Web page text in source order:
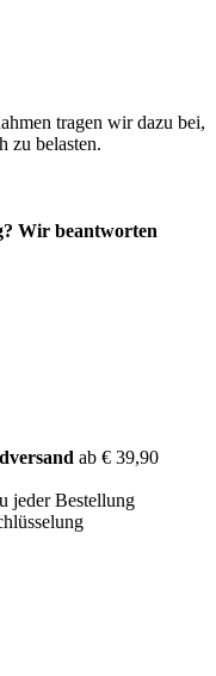
tragen wir dazu bei,
zu belasten.
Wir beantworten
ab € 39,90
jeder Bestellung